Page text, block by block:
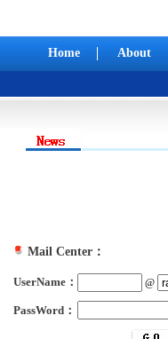
Home About
Mail Center：
UserName： @
PassWord：